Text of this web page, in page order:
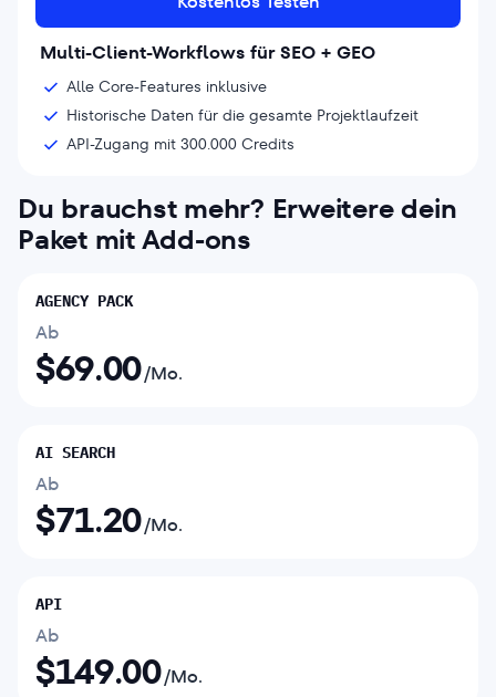
Multi-Client-Workflows für SEO + GEO
Alle Core-Features inklusive
Historische Daten für die gesamte Projektlaufzeit
API-Zugang mit 300.000 Credits
Du brauchst mehr? Erweitere dein
Paket mit Add-ons
AGENCY PACK
Ab
$69.00/Mo.
AI SEARCH
Ab
$71.20/Mo.
API
Ab
$149.00/Mo.